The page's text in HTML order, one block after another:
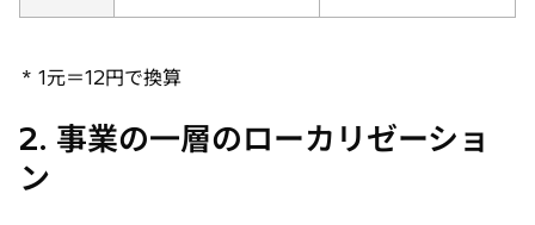
* 1元＝12円で換算
2. 事業の一層のローカリゼーショ
ン